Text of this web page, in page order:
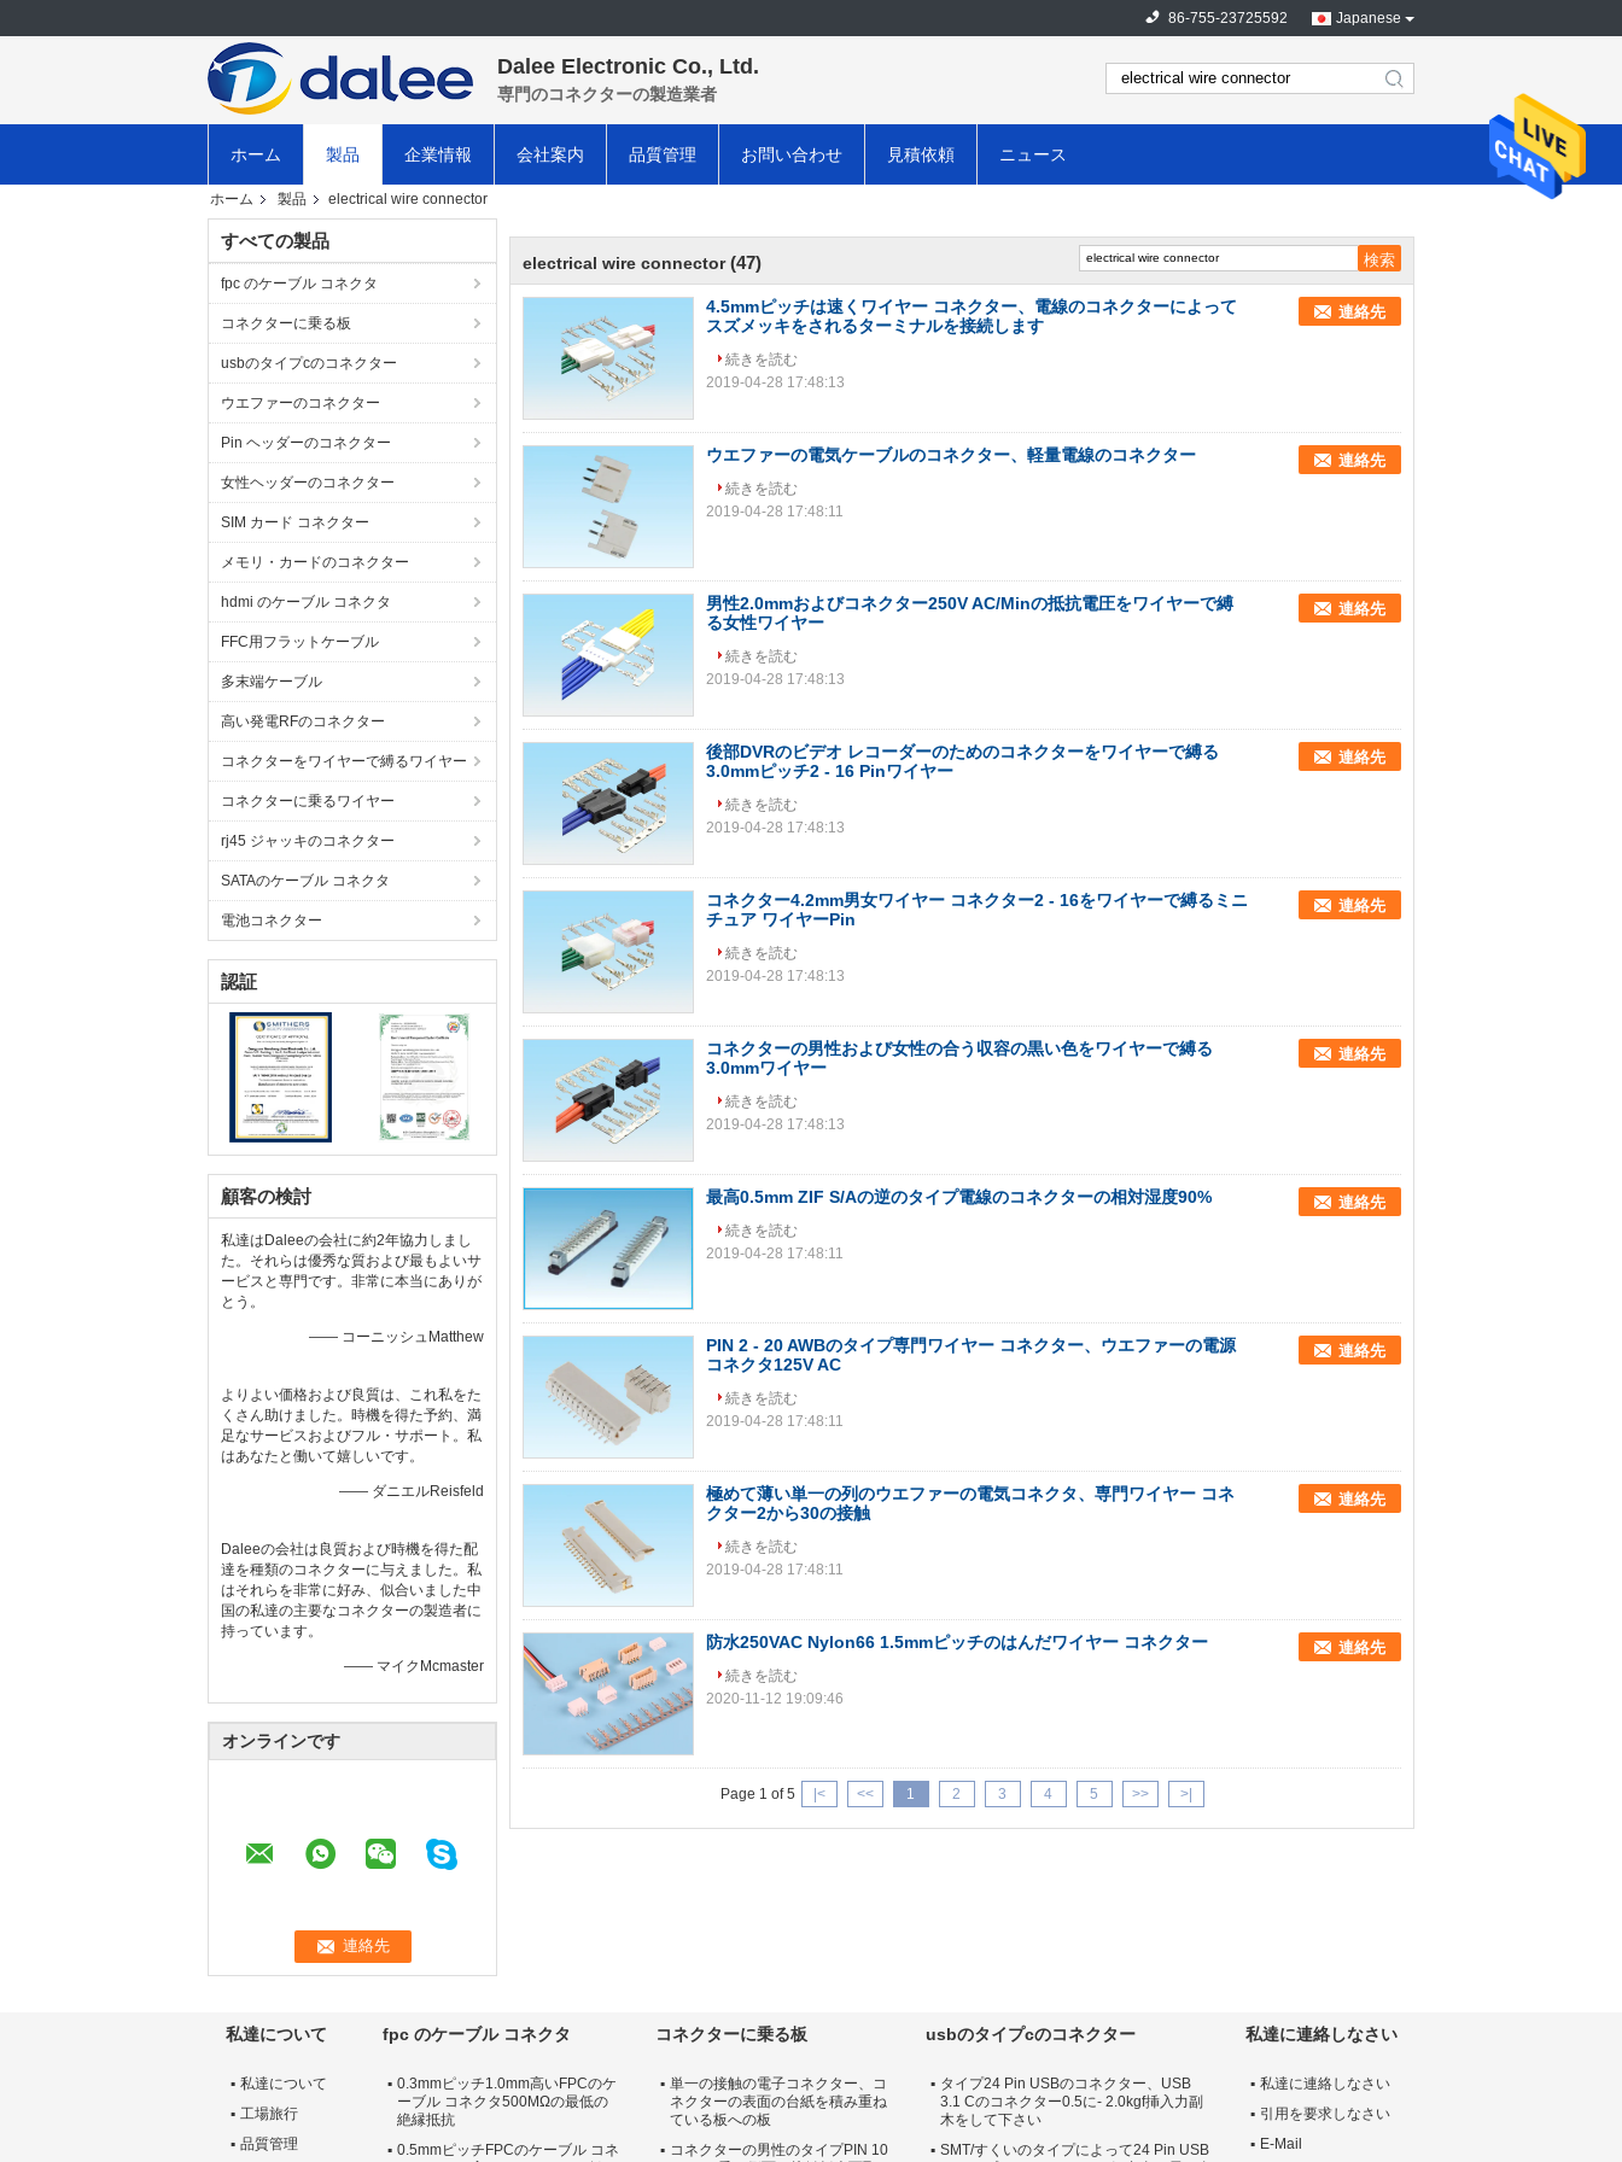
Japanese
86-755-23725592
Dalee Electronic Co., Ltd.
専門のコネクターの製造業者 search
ホーム 製品 企業情報 会社案内 品質管理 お問い合わせ 見積依頼 ニュース
ホーム 製品 electrical wire connector
すべての製品
fpc のケーブル コネクタ
コネクターに乗る板
usbのタイプcのコネクター
ウエファーのコネクター
Pin ヘッダーのコネクター
女性ヘッダーのコネクター
SIM カード コネクター
メモリ・カードのコネクター
hdmi のケーブル コネクタ
FFC用フラットケーブル
多末端ケーブル
高い発電RFのコネクター
コネクターをワイヤーで縛るワイヤー
コネクターに乗るワイヤー
rj45 ジャッキのコネクター
SATAのケーブル コネクタ
電池コネクター
認証
顧客の検討
私達はDaleeの会社に約2年協力しまし
た。それらは優秀な質および最もよいサ
ービスと専門です。非常に本当にありが
とう。
—— コーニッシュMatthew
よりよい価格および良質は、これ私をた
くさん助けました。時機を得た予約、満
足なサービスおよびフル・サポート。私
はあなたと働いて嬉しいです。
—— ダニエルReisfeld
Daleeの会社は良質および時機を得た配
達を種類のコネクターに与えました。私
はそれらを非常に好み、似合いました中
国の私達の主要なコネクターの製造者に
持っています。
—— マイクMcmaster
オンラインです
electrical wire connector (47)
4.5mmピッチは速くワイヤー コネクター、電線のコネクターによって
スズメッキをされるターミナルを接続します
連絡先
続きを読む
2019-04-28 17:48:13
ウエファーの電気ケーブルのコネクター、軽量電線のコネクター 連絡先
続きを読む
2019-04-28 17:48:11
男性2.0mmおよびコネクター250V AC/Minの抵抗電圧をワイヤーで縛
る女性ワイヤー
連絡先
続きを読む
2019-04-28 17:48:13
後部DVRのビデオ レコーダーのためのコネクターをワイヤーで縛る
3.0mmピッチ2 - 16 Pinワイヤー
連絡先
続きを読む
2019-04-28 17:48:13
コネクター4.2mm男女ワイヤー コネクター2 - 16をワイヤーで縛るミニ
チュア ワイヤーPin
連絡先
続きを読む
2019-04-28 17:48:13
コネクターの男性および女性の合う収容の黒い色をワイヤーで縛る
3.0mmワイヤー
連絡先
続きを読む
2019-04-28 17:48:13
最高0.5mm ZIF S/Aの逆のタイプ電線のコネクターの相対湿度90% 連絡先
続きを読む
2019-04-28 17:48:11
PIN 2 - 20 AWBのタイプ専門ワイヤー コネクター、ウエファーの電源
コネクタ125V AC
連絡先
続きを読む
2019-04-28 17:48:11
極めて薄い単一の列のウエファーの電気コネクタ、専門ワイヤー コネ
クター2から30の接触
連絡先
続きを読む
2019-04-28 17:48:11
防水250VAC Nylon66 1.5mmピッチのはんだワイヤー コネクター 連絡先
続きを読む
2020-11-12 19:09:46
Page 1 of 5 |< << 1 2 3 4 5 >> >|
私達について
私達について
工場旅行
品質管理
fpc のケーブル コネクタ
0.3mmピッチ1.0mm高いFPCのケ
ーブル コネクタ500MΩの最低の
絶縁抵抗
0.5mmピッチFPCのケーブル コネ
コネクターに乗る板
単一の接触の電子コネクター、コ
ネクターの表面の台紙を積み重ね
ている板への板
コネクターの男性のタイプPIN 10
usbのタイプcのコネクター
タイプ24 Pin USBのコネクター、USB
3.1 Cのコネクター0.5に- 2.0kgf挿入力副
木をして下さい
SMT/すくいのタイプによって24 Pin USB
私達に連絡しなさい
私達に連絡しなさい
引用を要求しなさい
E-Mail